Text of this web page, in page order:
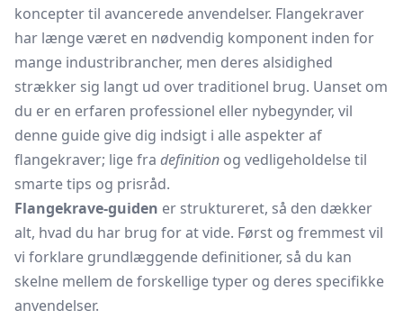
koncepter til avancerede anvendelser. Flangekraver
har længe været en nødvendig komponent inden for
mange industribrancher, men deres alsidighed
strækker sig langt ud over traditionel brug. Uanset om
du er en erfaren professionel eller nybegynder, vil
denne guide give dig indsigt i alle aspekter af
flangekraver; lige fra definition og vedligeholdelse til
smarte tips og prisråd.
Flangekrave-guiden er struktureret, så den dækker
alt, hvad du har brug for at vide. Først og fremmest vil
vi forklare grundlæggende definitioner, så du kan
skelne mellem de forskellige typer og deres specifikke
anvendelser.